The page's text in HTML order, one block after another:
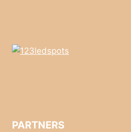
PARTNERS